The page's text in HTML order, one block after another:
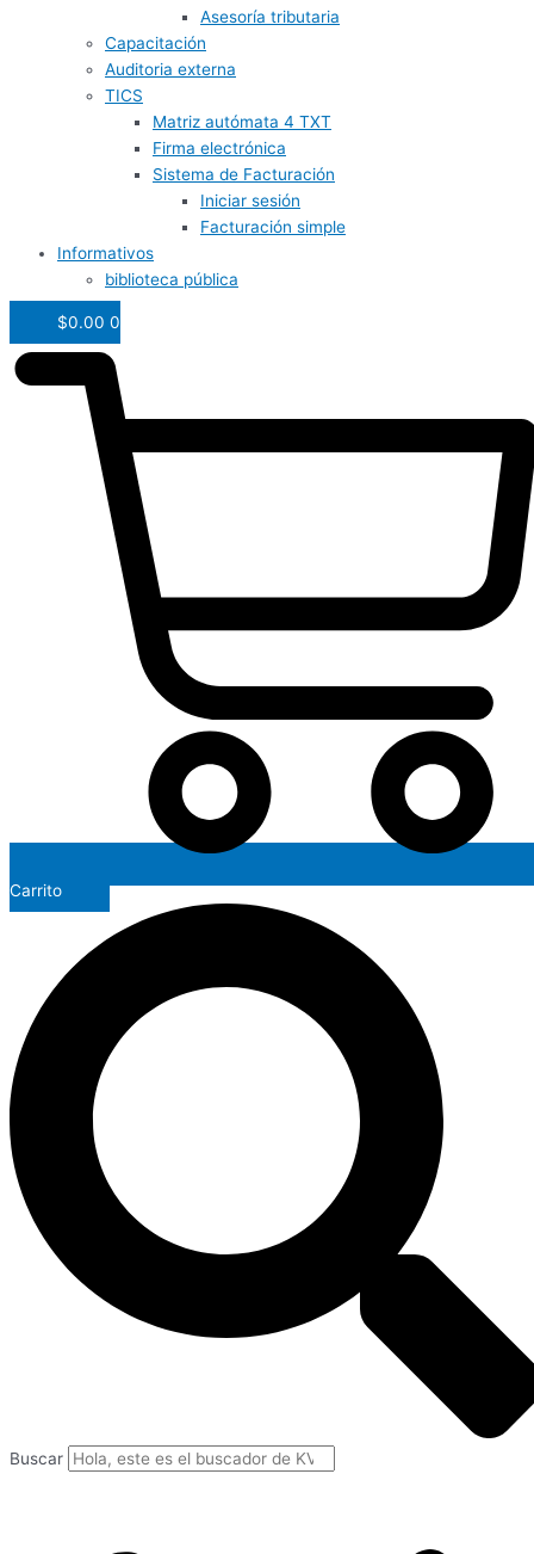
Asesoría tributaria
Capacitación
Auditoria externa
TICS
Matriz autómata 4 TXT
Firma electrónica
Sistema de Facturación
Iniciar sesión
Facturación simple
Informativos
biblioteca pública
$0.00 0
Carrito
Buscar